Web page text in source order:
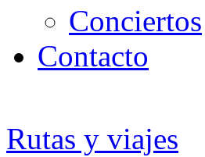
Conciertos
Contacto
Rutas y viajes